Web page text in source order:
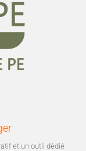
et un outil dédié